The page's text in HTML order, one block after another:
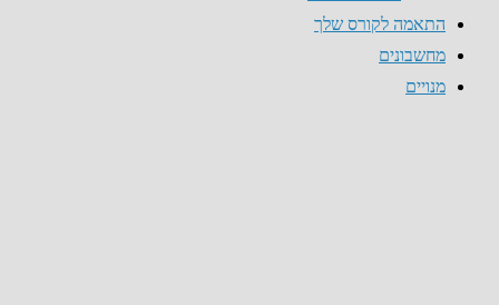
התאמה לקורס שלך
מחשבונים
מנויים